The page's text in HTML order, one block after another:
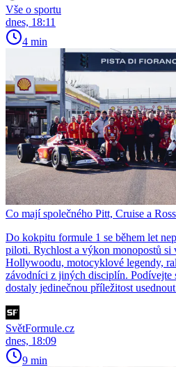
Vše o sportu
dnes, 18:11
4 min
Co mají společného Pitt, Cruise a
Do kokpitu formule 1 se během let
piloti. Rychlost a výkon monopostů si
Hollywoodu, motocyklové legendy,
závodníci z jiných disciplín. Podívejte
dostaly jedinečnou příležitost
SvětFormule.cz
dnes, 18:09
9 min